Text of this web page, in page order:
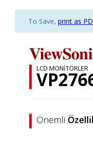
To Save, print as
LCD MONITÖRLER
Önemli